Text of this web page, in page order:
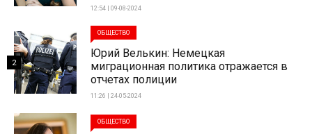
12:54 | 09-08-2024
ОБЩЕСТВО
Юрий Велькин: Немецкая
миграционная политика отражается в
отчетах полиции
11:26 | 24-05-2024
2
ОБЩЕСТВО